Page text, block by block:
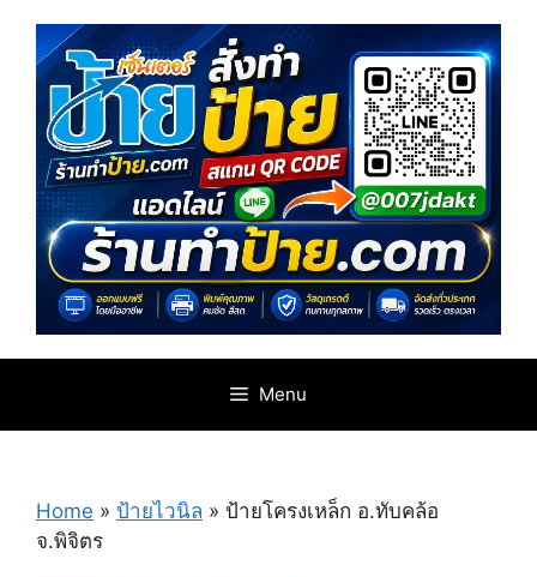
content
Menu
Home » ป้ายไวนิล » ป้ายโครงเหล็ก อ.ทับคล้อ
จ.พิจิตร